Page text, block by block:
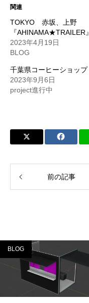
関連
TOKYO 赤坂、上野
『AHINAMA★TRAILER』
2023年4月19日
BLOG
千葉県コーヒーショップ
2023年9月6日
project進行中
前の記事
BLOG